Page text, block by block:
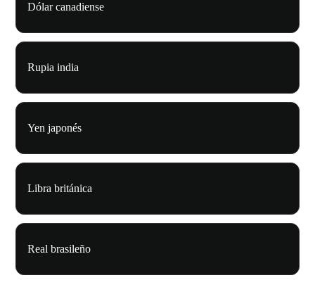
Dólar canadiense
Rupia india
Yen japonés
Libra británica
Real brasileño